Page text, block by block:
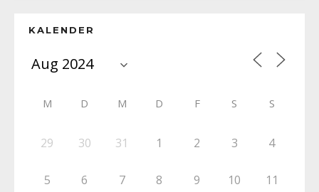
KALENDER
M D M D F S S
29 30 31 1 2 3 4
5 6 7 8 9 10 11